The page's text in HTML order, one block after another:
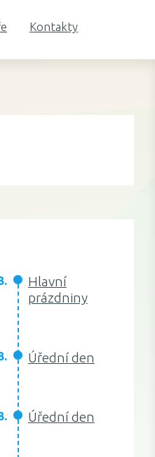
Kontakty
Hlavní
prázdniny
Úřední den
Úřední den